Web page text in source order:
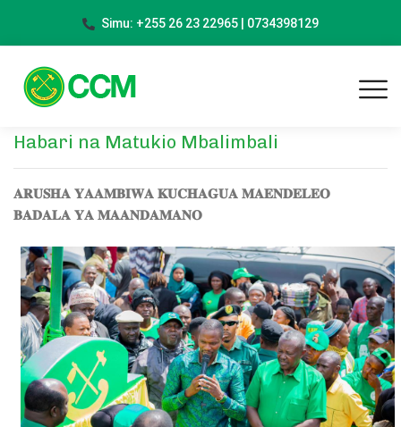
Simu: +255 26 23 22965 | 0734398129
Habari na Matukio Mbalimbali
𝐀𝐑𝐔𝐒𝐇𝐀 𝐘𝐀𝐀𝐌𝐁𝐈𝐖𝐀 𝐊𝐔𝐂𝐇𝐀𝐆𝐔𝐀 𝐌𝐀𝐄𝐍𝐃𝐄𝐋𝐄𝐎
𝐁𝐀𝐃𝐀𝐋𝐀 𝐘𝐀 𝐌𝐀𝐀𝐍𝐃𝐀𝐌𝐀𝐍𝐎